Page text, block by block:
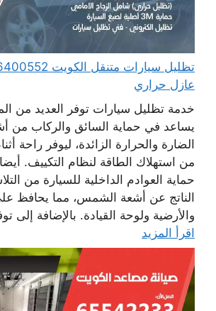
عازل حراري
خدمة تظليل سيارات توفر العديد من
يساعد في حماية السائق والركاب من
الضارة والحرارة الزائدة، ليوفر راحة
من استهلاك الطاقة لنظام التكييف.
حماية العوادم الداخلية للسيارة من
الناتج عن أشعة الشمس، مما يحافظ
والأرضية ولوحة القيادة. بالإضافة إلى
اقرأ المزيد